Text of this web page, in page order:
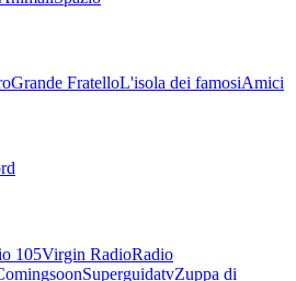
Grande FratelloL'isola dei famosiAmici
105Virgin RadioRadio
SuperguidatvZuppa di